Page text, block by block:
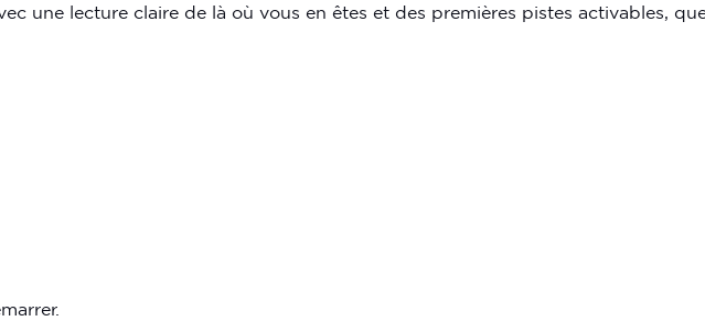
une lecture claire de là où vous en êtes et des premières pistes activables,